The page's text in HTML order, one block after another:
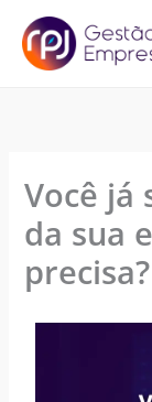
para
Você já
da sua
precisa?
e
s
r